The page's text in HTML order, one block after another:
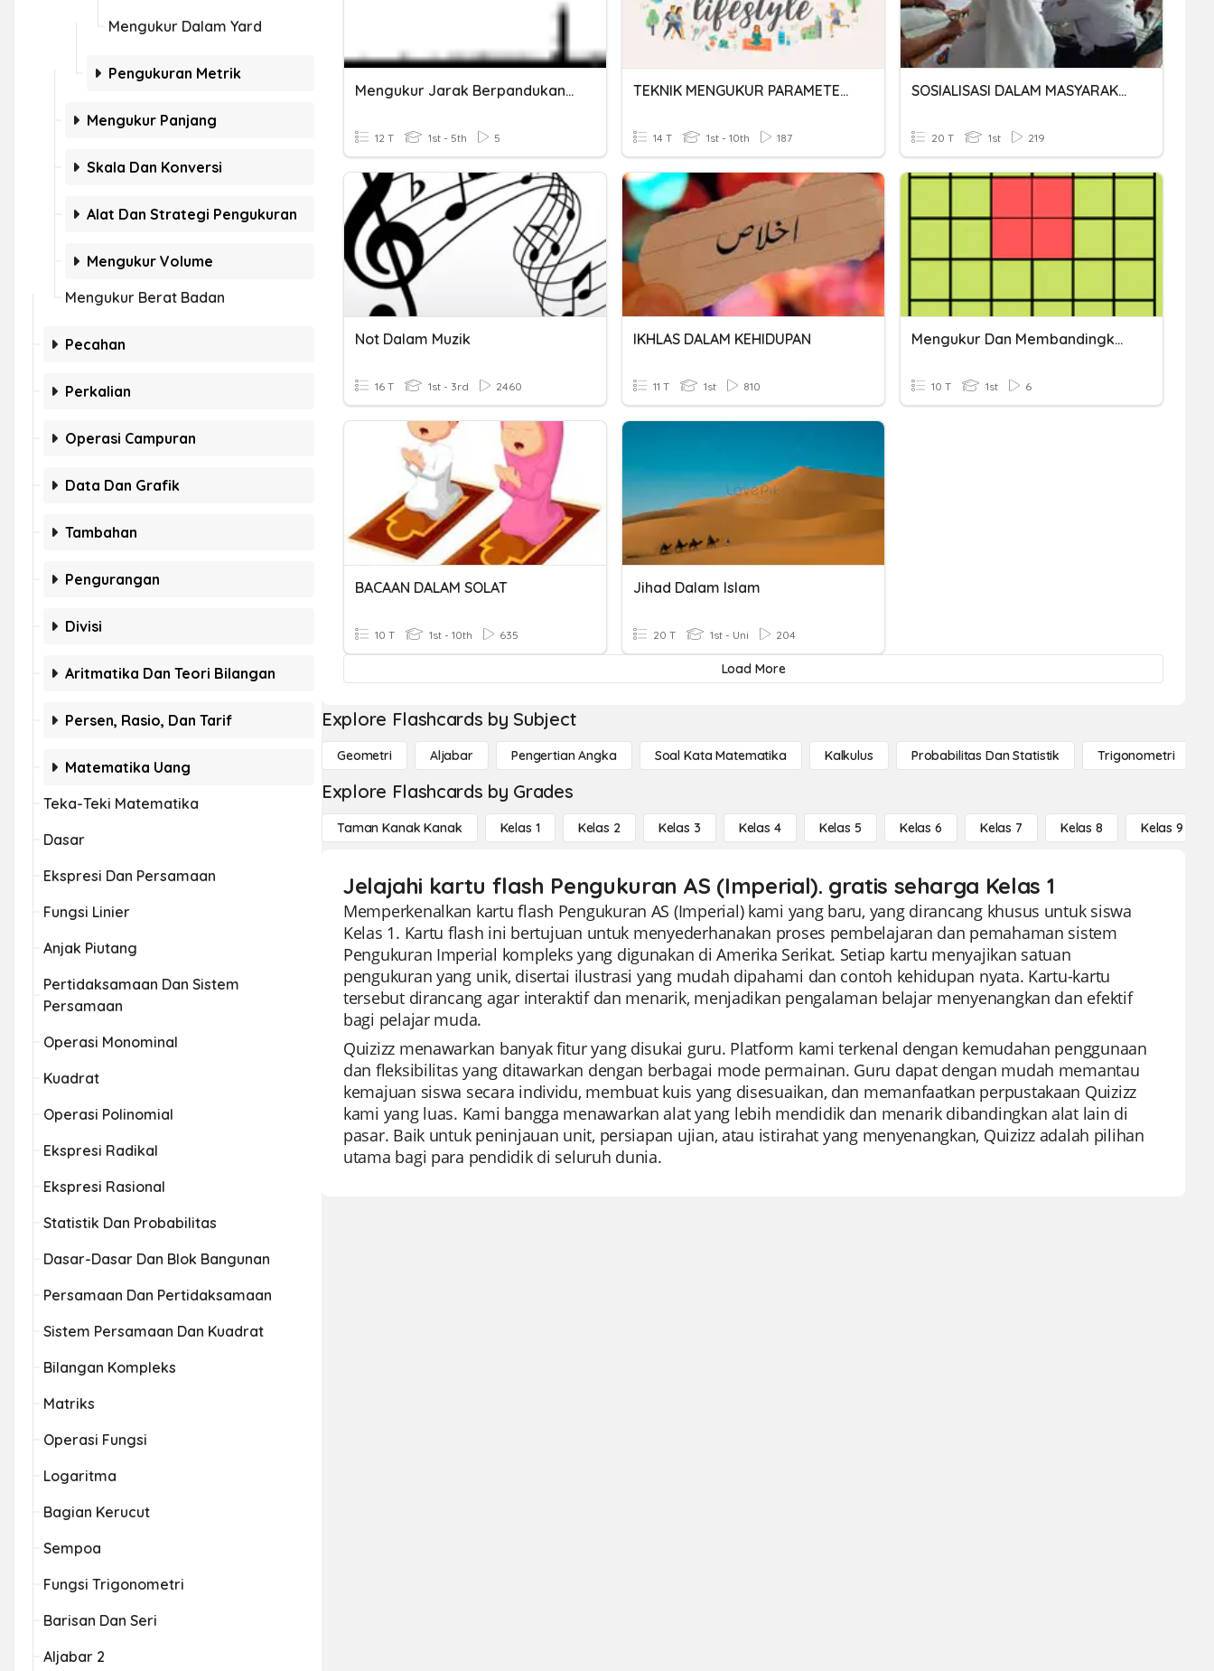
Mengukur Dalam Yard
Pengukuran Metrik
Mengukur Panjang
Skala Dan Konversi
Alat Dan Strategi Pengukuran
Mengukur Volume
Mengukur Berat Badan
Pecahan
Perkalian
Operasi Campuran
Data Dan Grafik
Tambahan
Pengurangan
Divisi
Aritmatika Dan Teori Bilangan
Persen, Rasio, Dan Tarif
Matematika Uang
Teka-Teki Matematika
Dasar
Ekspresi Dan Persamaan
Fungsi Linier
Anjak Piutang
Pertidaksamaan Dan Sistem
Persamaan
Operasi Monominal
Kuadrat
Operasi Polinomial
Ekspresi Radikal
Ekspresi Rasional
Statistik Dan Probabilitas
Dasar-Dasar Dan Blok Bangunan
Persamaan Dan Pertidaksamaan
Sistem Persamaan Dan Kuadrat
Bilangan Kompleks
Matriks
Operasi Fungsi
Logaritma
Bagian Kerucut
Sempoa
Fungsi Trigonometri
Barisan Dan Seri
Aljabar 2
Mengukur Jarak Berpandukan Skala
12 T 1st - 5th 5
TEKNIK MENGUKUR PARAMETER KESIHATAN BADAN
14 T 1st - 10th 187
SOSIALISASI DALAM MASYARAKAT
20 T 1st 219
Not Dalam Muzik
16 T 1st - 3rd 2460
IKHLAS DALAM KEHIDUPAN
11 T 1st 810
Mengukur Dan Membandingkan Luas
10 T 1st 6
BACAAN DALAM SOLAT
10 T 1st - 10th 635
Jihad Dalam Islam
20 T 1st - Uni 204
Load More
Explore Flashcards by Subject
Geometri Aljabar Pengertian Angka Soal Kata Matematika Kalkulus Probabilitas Dan Statistik Trigonometri
Explore Flashcards by Grades
Taman Kanak Kanak Kelas 1 Kelas 2 Kelas 3 Kelas 4 Kelas 5 Kelas 6 Kelas 7 Kelas 8 Kelas 9
Jelajahi kartu flash Pengukuran AS (Imperial). gratis seharga Kelas 1
Memperkenalkan kartu flash Pengukuran AS (Imperial) kami yang baru, yang dirancang khusus untuk siswa
Kelas 1. Kartu flash ini bertujuan untuk menyederhanakan proses pembelajaran dan pemahaman sistem
Pengukuran Imperial kompleks yang digunakan di Amerika Serikat. Setiap kartu menyajikan satuan
pengukuran yang unik, disertai ilustrasi yang mudah dipahami dan contoh kehidupan nyata. Kartu-kartu
tersebut dirancang agar interaktif dan menarik, menjadikan pengalaman belajar menyenangkan dan efektif
bagi pelajar muda.
Quizizz menawarkan banyak fitur yang disukai guru. Platform kami terkenal dengan kemudahan penggunaan
dan fleksibilitas yang ditawarkan dengan berbagai mode permainan. Guru dapat dengan mudah memantau
kemajuan siswa secara individu, membuat kuis yang disesuaikan, dan memanfaatkan perpustakaan Quizizz
kami yang luas. Kami bangga menawarkan alat yang lebih mendidik dan menarik dibandingkan alat lain di
pasar. Baik untuk peninjauan unit, persiapan ujian, atau istirahat yang menyenangkan, Quizizz adalah pilihan
utama bagi para pendidik di seluruh dunia.